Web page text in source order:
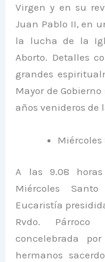
Virgen y en su
Juan Pablo II, en
la lucha de la
Aborto. Detalles
grandes
Mayor de
años venideros de
Miércoles
A las 9.08
Miércoles
Eucaristía
Rvdo.
concelebrada
hermanos